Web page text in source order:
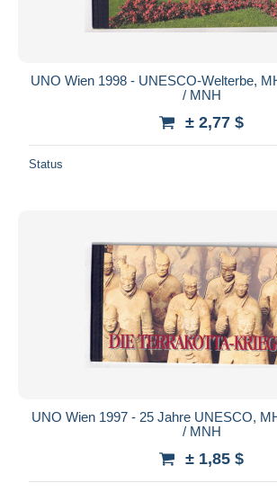
UNO Wien 1998 - UNESCO-Welterbe,
/ MNH
± 2,77 $
Status
UNO Wien 1997 - 25 Jahre UNESCO,
/ MNH
± 1,85 $